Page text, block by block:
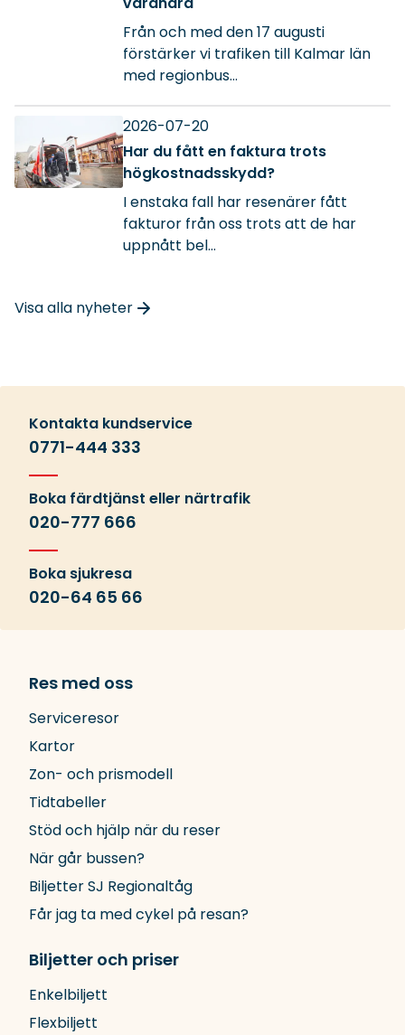
Från och med den 17 augusti
förstärker vi trafiken till Kalmar län
med regionbus...
2026-07-20
Har du fått en faktura trots
högkostnadsskydd?
I enstaka fall har resenärer fått
fakturor från oss trots att de har
uppnått bel...
Visa alla nyheter
Kontakta kundservice
0771-444 333
Boka färdtjänst eller närtrafik
020-777 666
Boka sjukresa
020-64 65 66
Res med oss
Serviceresor
Kartor
Zon- och prismodell
Tidtabeller
Stöd och hjälp när du reser
När går bussen?
Biljetter SJ Regionaltåg
Får jag ta med cykel på resan?
Biljetter och priser
Enkelbiljett
Flexbiljett